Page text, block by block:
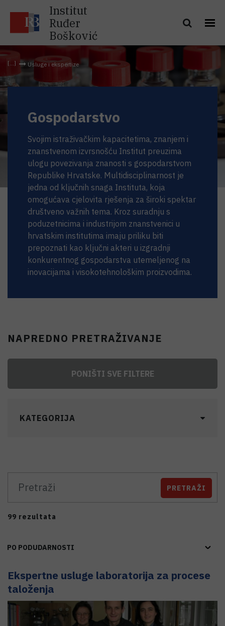
Institut
Ruđer
Bošković
Usluge i ekspertize
Gospodarstvo
Svojim istraživačkim kapacitetima, znanjem i
znanstvenom izvrsnošću Institut preuzima
ulogu povezivanja znanosti s gospodarstvom
Republike Hrvatske. Multidisciplinarnost je
jedna od ključnih snaga Instituta, koja
omogućava cjelovita rješenja za široki spektar
društveno važnih tema. Kroz suradnju s
poduzetnicima i industrijom znanstvenici u
hrvatskim institutima imaju priliku biti
prepoznati kao ključni akteri u izgradnji
konkurentnog gospodarstva utemeljenog na
inovacijama i visokotehnološkim proizvodima.
NAPREDNO PRETRAŽIVANJE
PONIŠTI SVE FILTERE
KATEGORIJA
PRETRAŽI
99 rezultata
PO PODUDARNOSTI
Ekspertne usluge laboratorija za procese
taloženja